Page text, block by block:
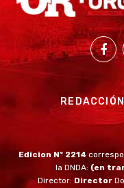
REDACCIÓN
Edicion Nº 2214
la DNDA: (en
Director: Director